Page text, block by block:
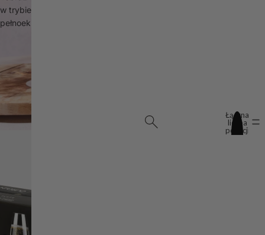
Łączna
liczba
pozycji
w
w trybie
pełnoekranowym